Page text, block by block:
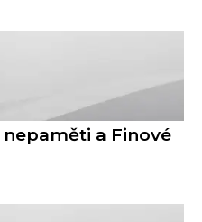
a Finové